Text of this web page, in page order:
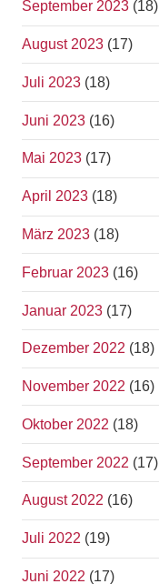
September 2023 (18)
August 2023 (17)
Juli 2023 (18)
Juni 2023 (16)
Mai 2023 (17)
April 2023 (18)
März 2023 (18)
Februar 2023 (16)
Januar 2023 (17)
Dezember 2022 (18)
November 2022 (16)
Oktober 2022 (18)
September 2022 (17)
August 2022 (16)
Juli 2022 (19)
Juni 2022 (17)